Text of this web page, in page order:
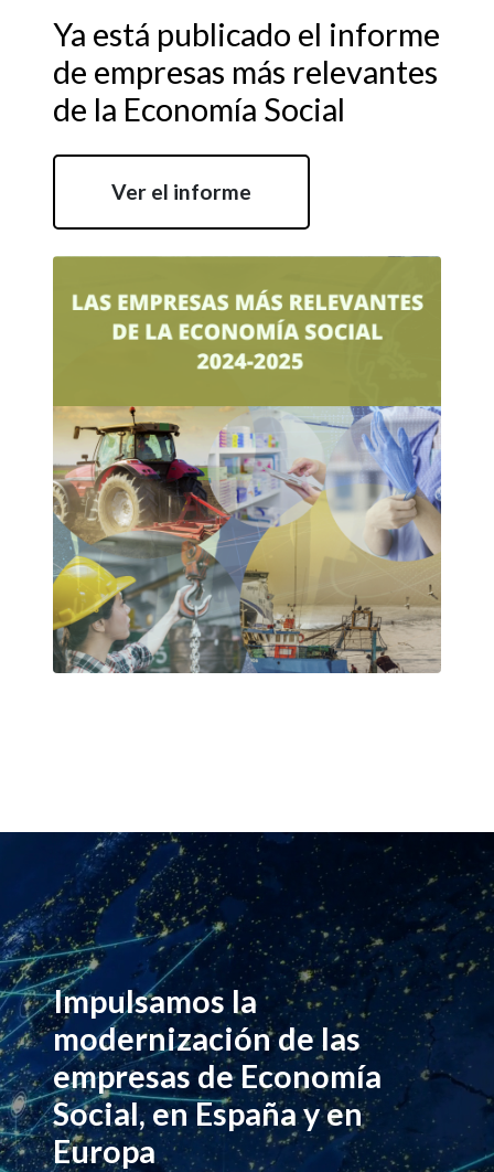
Ya está publicado el informe
de empresas más relevantes
de la Economía Social
Ver el informe
Impulsamos la
modernización de las
empresas de Economía
Social, en España y en
Europa